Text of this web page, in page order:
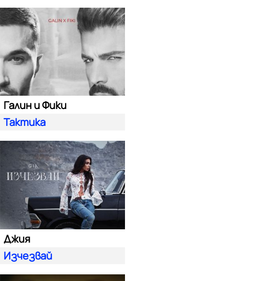
Галин и Фики
Тактика
Джия
Изчезвай